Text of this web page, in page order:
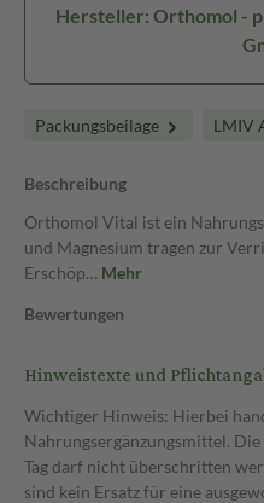
Hersteller: Orthomol -
Packungsbeilage LMIV
Beschreibung
Orthomol Vital ist ein
und Magnesium tragen zur
Erschöp… Mehr
Bewertungen
Hinweistexte und
Wichtiger Hinweis: Hierbei
Nahrungsergänzungsmittel.
Tag darf nicht überschritten
sind kein Ersatz für eine